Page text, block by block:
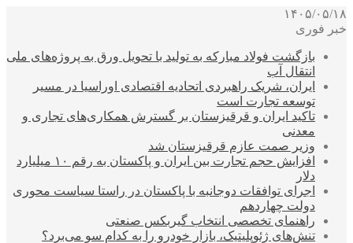
۱۴۰۵/۰۵/۱۸
خبر فوری
بازگشت فولاد مبارکه به تولید با تحویل ورق به پروژه‌های ملی
انتقال آب
ایران، شریک راهبردی اتحادیه اقتصادی اوراسیا در مسیر
توسعه تجارت است
تاکید ایران و قرقیزستان بر گسترش همکاری‌های تجاری و
معدنی
وزیر صمت عازم قرقیزستان شد
افزایش حجم تجارت بین ایران و پاکستان به رقم ۱۰ میلیارد
دلار
اجرای توافقات دوجانبه با پاکستان در راستا سیاست محوری
دولت چهاردهم
راهنمای تخصصی انتخاب گیربکس صنعتی
تنش‌های ژئوپلیتیک، بازار خودرو را به کدام سو می‌برد؟